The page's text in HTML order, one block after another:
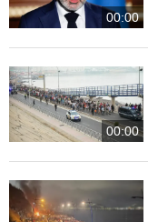
00:00
00:00